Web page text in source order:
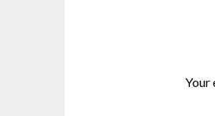
Your